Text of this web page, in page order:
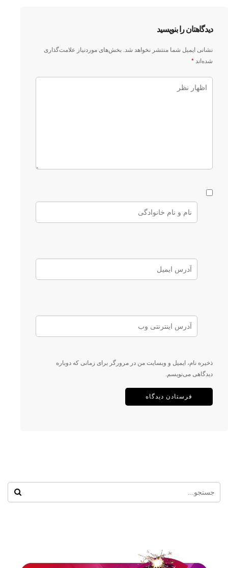
دیدگاهتان را بنویسید
نشانی ایمیل شما منتشر نخواهد شد. بخش‌های موردنیاز علامت‌گذاری
شده‌اند *
ذخیره نام، ایمیل و وبسایت من در مرورگر برای زمانی که دوباره
دیدگاهی می‌نویسم.